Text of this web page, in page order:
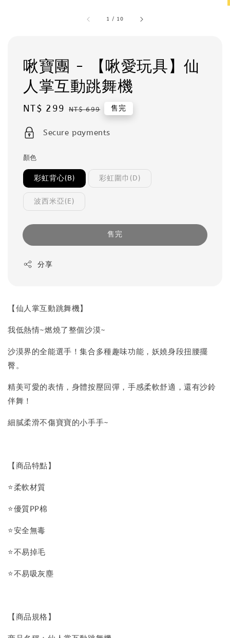
1 / 10
啾寶團 - 【啾愛玩具】仙
人掌互動跳舞機
Sale
NT$ 299 Regular
NT$ 699 售完
Secure payments
顏色
彩虹背心(B) 彩虹圍巾(D)
波西米亞(E)
售完
分享
【仙人掌互動跳舞機】
我低熱情~燃燒了整個沙漠~
沙漠界的全能選手！集合多種趣味功能，妖嬈身段扭腰擺
臀。
精美可愛的表情，身體按壓回彈，手感柔軟舒適，還有沙鈴
伴舞！
細膩柔滑不傷寶寶的小手手~
【商品特點】
⭐柔軟材質
⭐優質PP棉
⭐安全無毒
⭐不易掉毛
⭐不易吸灰塵
【商品規格】